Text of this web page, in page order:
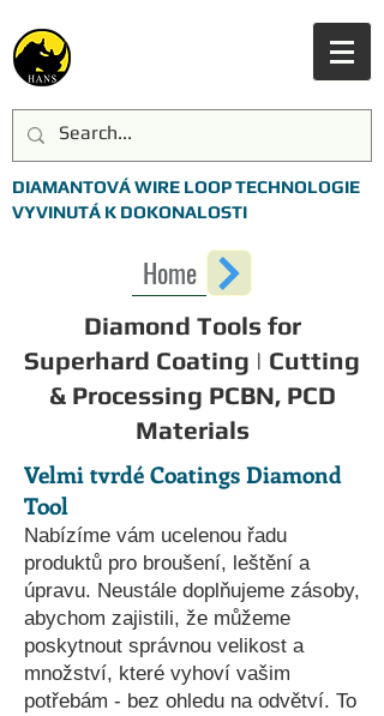
DIAMANTOVÁ WIRE LOOP TECHNOLOGIE
VYVINUTÁ K DOKONALOSTI
Home
Diamond Tools for
Superhard Coating | Cutting
& Processing PCBN, PCD
Materials
Velmi tvrdé Coatings Diamond
Tool
Nabízíme vám ucelenou řadu
produktů pro broušení, leštění a
úpravu. Neustále doplňujeme zásoby,
abychom zajistili, že můžeme
poskytnout správnou velikost a
množství, které vyhoví vašim
potřebám - bez ohledu na odvětví. To